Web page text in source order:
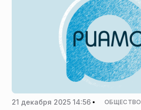
21 декабря 2025 14:56 ОБЩЕСТВО